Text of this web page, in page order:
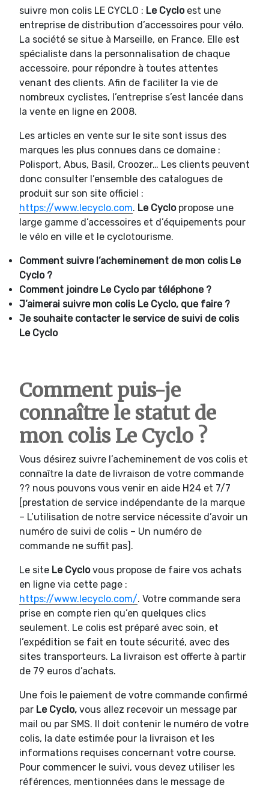
suivre mon colis LE CYCLO : Le Cyclo est une
entreprise de distribution d’accessoires pour vélo.
La société se situe à Marseille, en France. Elle est
spécialiste dans la personnalisation de chaque
accessoire, pour répondre à toutes attentes
venant des clients. Afin de faciliter la vie de
nombreux cyclistes, l’entreprise s’est lancée dans
la vente en ligne en 2008.
Les articles en vente sur le site sont issus des
marques les plus connues dans ce domaine :
Polisport, Abus, Basil, Croozer… Les clients peuvent
donc consulter l’ensemble des catalogues de
produit sur son site officiel :
https://www.lecyclo.com. Le Cyclopropose une
large gamme d’accessoires et d’équipements pour
le vélo en ville et le cyclotourisme.
Comment suivre l’acheminement de mon colis Le
Cyclo ?
Comment joindre Le Cyclo par téléphone ?
J’aimerai suivre mon colis Le Cyclo, que faire ?
Je souhaite contacter le service de suivi de colis
Le Cyclo
Comment puis-je
connaître le statut de
mon colis Le Cyclo ?
Vous désirez suivre l’acheminement de vos colis et
connaître la date de livraison de votre commande
?? nous pouvons vous venir en aide H24 et 7/7
[prestation de service indépendante de la marque
– L’utilisation de notre service nécessite d’avoir un
numéro de suivi de colis – Un numéro de
commande ne suffit pas].
Le site Le Cyclovous propose de faire vos achats
en ligne via cette page :
https://www.lecyclo.com/. Votre commande sera
prise en compte rien qu’en quelques clics
seulement. Le colis est préparé avec soin, et
l’expédition se fait en toute sécurité, avec des
sites transporteurs. La livraison est offerte à partir
de 79 euros d’achats.
Une fois le paiement de votre commande confirmé
par Le Cyclo, vous allez recevoir un message par
mail ou par SMS. Il doit contenir le numéro de votre
colis, la date estimée pour la livraison et les
informations requises concernant votre course.
Pour commencer le suivi, vous devez utiliser les
références, mentionnées dans le message de